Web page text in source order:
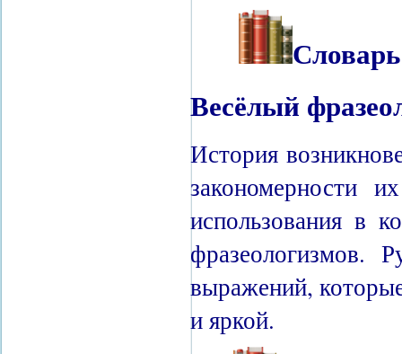
Весёлый
История
закономерности
использования в
фразеологизмов.
выражений,
и яркой.